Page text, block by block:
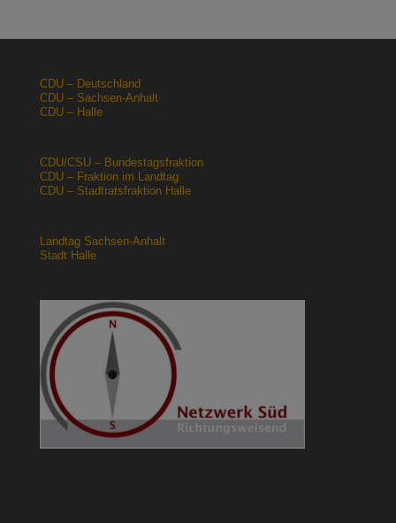
CDU – Deutschland
CDU – Sachsen-Anhalt
CDU – Halle
CDU/CSU – Bundestagsfraktion
CDU – Fraktion im Landtag
CDU – Stadtratsfraktion Halle
Landtag Sachsen-Anhalt
Stadt Halle